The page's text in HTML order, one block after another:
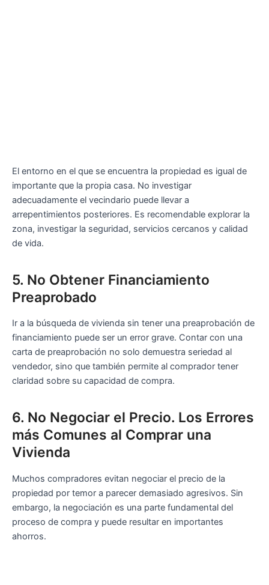
El entorno en el que se encuentra la propiedad es igual de
importante que la propia casa. No investigar
adecuadamente el vecindario puede llevar a
arrepentimientos posteriores. Es recomendable explorar la
zona, investigar la seguridad, servicios cercanos y calidad
de vida.
5. No Obtener Financiamiento
Preaprobado
Ir a la búsqueda de vivienda sin tener una preaprobación de
financiamiento puede ser un error grave. Contar con una
carta de preaprobación no solo demuestra seriedad al
vendedor, sino que también permite al comprador tener
claridad sobre su capacidad de compra.
6. No Negociar el Precio. Los Errores
más Comunes al Comprar una
Vivienda
Muchos compradores evitan negociar el precio de la
propiedad por temor a parecer demasiado agresivos. Sin
embargo, la negociación es una parte fundamental del
proceso de compra y puede resultar en importantes
ahorros.